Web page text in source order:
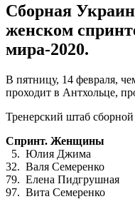
Сборная
женском
мира-2020.
В пятницу, 14 февраля,
проходит в Антхольце,
Тренерский штаб
Спринт. Женщины
5. Юлия Джима
32. Валя Семеренко
79. Елена Пидгрушная
97. Вита Семеренко